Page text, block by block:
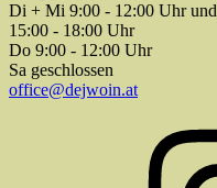
Di + Mi 9:00 - 12:00 Uhr und
15:00 - 18:00 Uhr
Do 9:00 - 12:00 Uhr
Sa geschlossen
office@dejwoin.at